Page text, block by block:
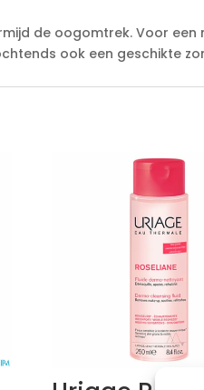
de oogomtrek. Voor
ook een geschikte